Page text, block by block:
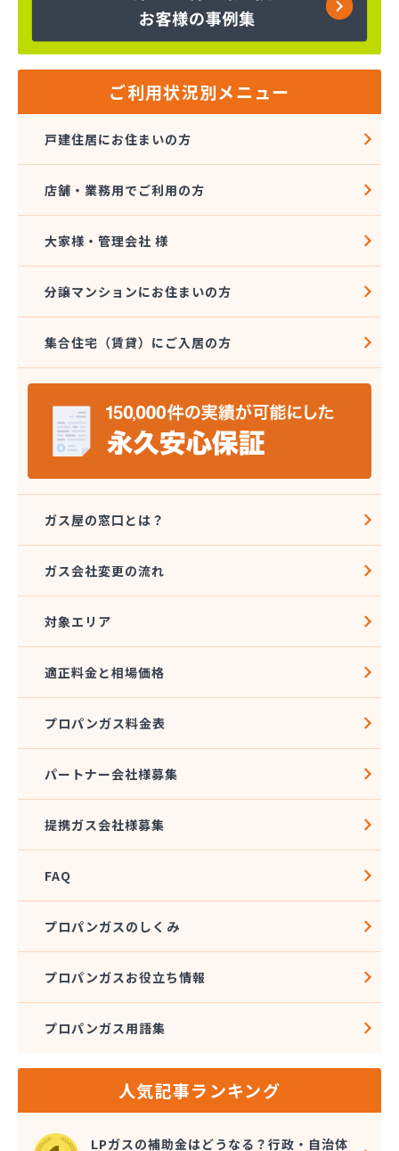
株式会社エクシング
株式会社エネサンス関東 八王子営業所
株式会社オージーサービス
株式会社ガスパル青梅販売所
株式会社グリーンエネルギー関東
株式会社サイサン 新小岩営業所
株式会社さかなや本店 プロパンガス燃料部
株式会社サンマイティ
株式会社シャイニングサービス 江戸川営業所
株式会社スギモト
株式会社スズキ
株式会社セイカ 京王営業所
株式会社タジマ
株式会社トーエーテクニカ
株式会社トーエル 西東京営業所
株式会社ながや化学工業
株式会社ニシヤマ
株式会社ミツウロコ 城東店
株式会社ミツウロコ 西東京店
株式会社リビングガスショップよしのや
株式会社安井商店
株式会社伊興直井商店
株式会社円上クサマ商店
株式会社乙女屋本店
株式会社加藤ガス設備
株式会社角屋
株式会社菊屋住宅設備
株式会社久光
株式会社近藤ホームガス
株式会社後藤商事
株式会社高木商店
株式会社今西
株式会社三金住宅
株式会社山口商店
株式会社山本燃料住設サービス
株式会社市川燃料店
株式会社滋田燃料
ご利用状況別メニュー
戸建住居にお住まいの方
店舗・業務用でご利用の方
大家様・管理会社 様
分譲マンションにお住まいの方
集合住宅（賃貸）にご入居の方
ガス屋の窓口とは？
ガス会社変更の流れ
対象エリア
適正料金と相場価格
プロパンガス料金表
パートナー会社様募集
提携ガス会社様募集
FAQ
プロパンガスのしくみ
プロパンガスお役立ち情報
プロパンガス用語集
人気記事ランキング
LPガスの補助金はどうなる？行政・自治体